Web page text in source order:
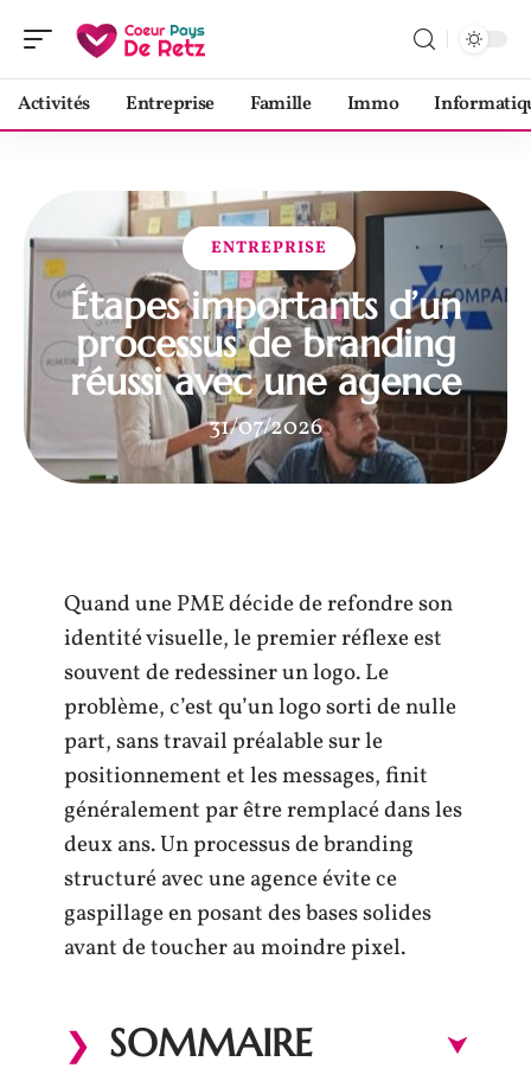
Activités Entreprise Famille Immo
ENTREPRISE
Étapes importants d’un
processus de branding
réussi avec une agence
31/07/2026
Quand une PME décide de refondre son
identité visuelle, le premier réflexe est
souvent de redessiner un logo. Le
problème, c’est qu’un logo sorti de nulle
part, sans travail préalable sur le
positionnement et les messages, finit
généralement par être remplacé dans les
deux ans. Un processus de branding
structuré avec une agence évite ce
gaspillage en posant des bases solides
avant de toucher au moindre pixel.
SOMMAIRE